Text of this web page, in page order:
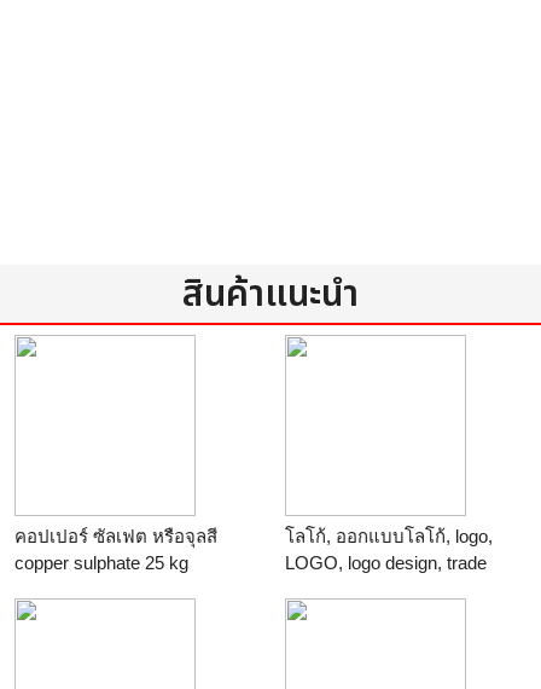
สินค้าแนะนำ
คอปเปอร์ ซัลเฟต หรือจุลสี
copper sulphate 25 kg
โลโก้, ออกแบบโลโก้, logo,
LOGO, logo design, trade
stationery, design ราคาถูก